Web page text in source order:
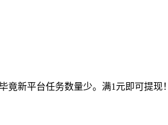
新平台任务数量少。满1元即可提现！